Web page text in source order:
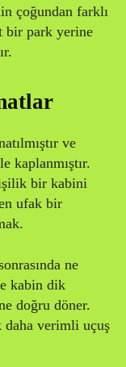
çoğundan farklı
bir park yerine
ve
kaplanmıştır.
bir kabini
ufak bir
ne
kabin dik
doğru döner.
daha verimli uçuş